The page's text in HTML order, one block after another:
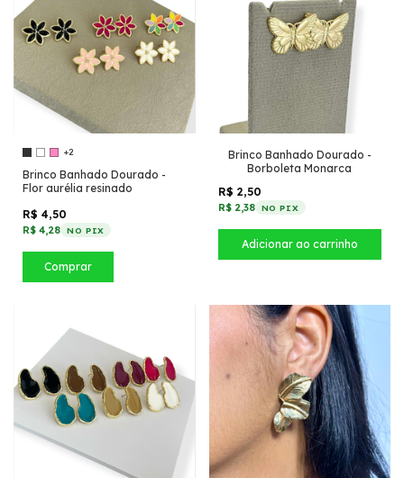
+2
Brinco Banhado Dourado -
Flor aurélia resinado
R$ 4,50
R$ 4,28 NO PIX
Comprar
Brinco Banhado Dourado -
Borboleta Monarca
R$ 2,50
R$ 2,38 NO PIX